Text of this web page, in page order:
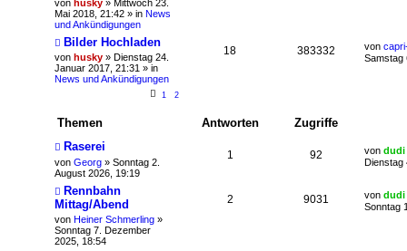
von husky » Mittwoch 23.
Mai 2018, 21:42 » in News
und Ankündigungen
Bilder Hochladen
von husky » Dienstag 24.
Januar 2017, 21:31 » in
News und Ankündigungen
1 2
18 383332 von
Samstag
Themen Antworten
Zugriffe
Raserei
von Georg » Sonntag 2.
August 2026, 19:19
1 92 von dudi
Dienstag
Rennbahn
Mittag/Abend
von Heiner Schmerling »
Sonntag 7. Dezember
2025, 18:54
2 9031 von dudi
Sonntag